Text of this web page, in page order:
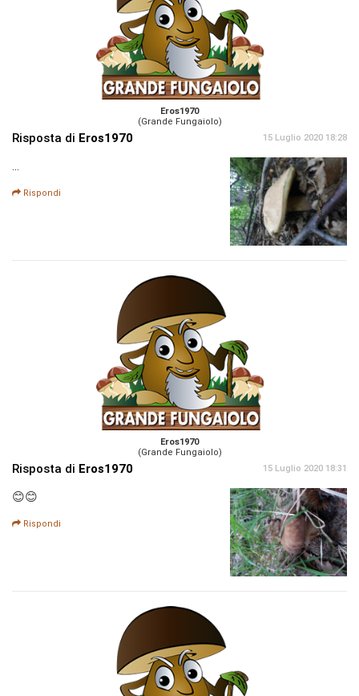
Eros1970
(Grande Fungaiolo)
Risposta di Eros1970 15 Luglio 2020 18:28
...
Rispondi
Eros1970
(Grande Fungaiolo)
Risposta di Eros1970 15 Luglio 2020 18:31
😊😊
Rispondi